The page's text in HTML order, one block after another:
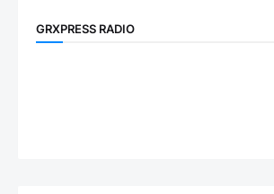
GRXPRESS RADIO